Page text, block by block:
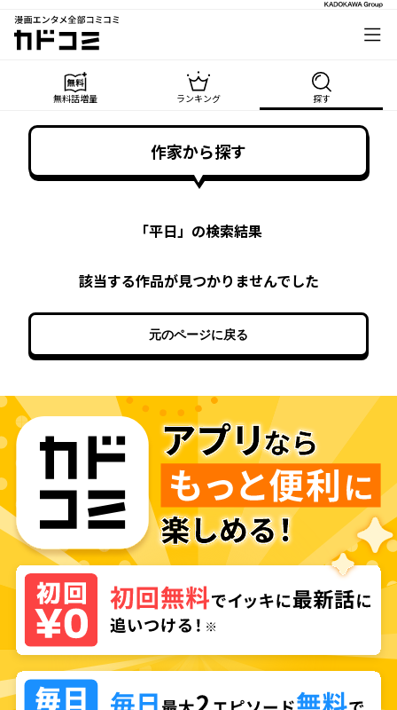
漫画エンタメ全部コミコミ
カドコミ
無料話増量 ランキング 探す
作家から探す
「平日」の検索結果
該当する作品が見つかりませんでした
元のページに戻る